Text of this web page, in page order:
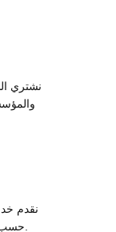
نشتري
نقدم